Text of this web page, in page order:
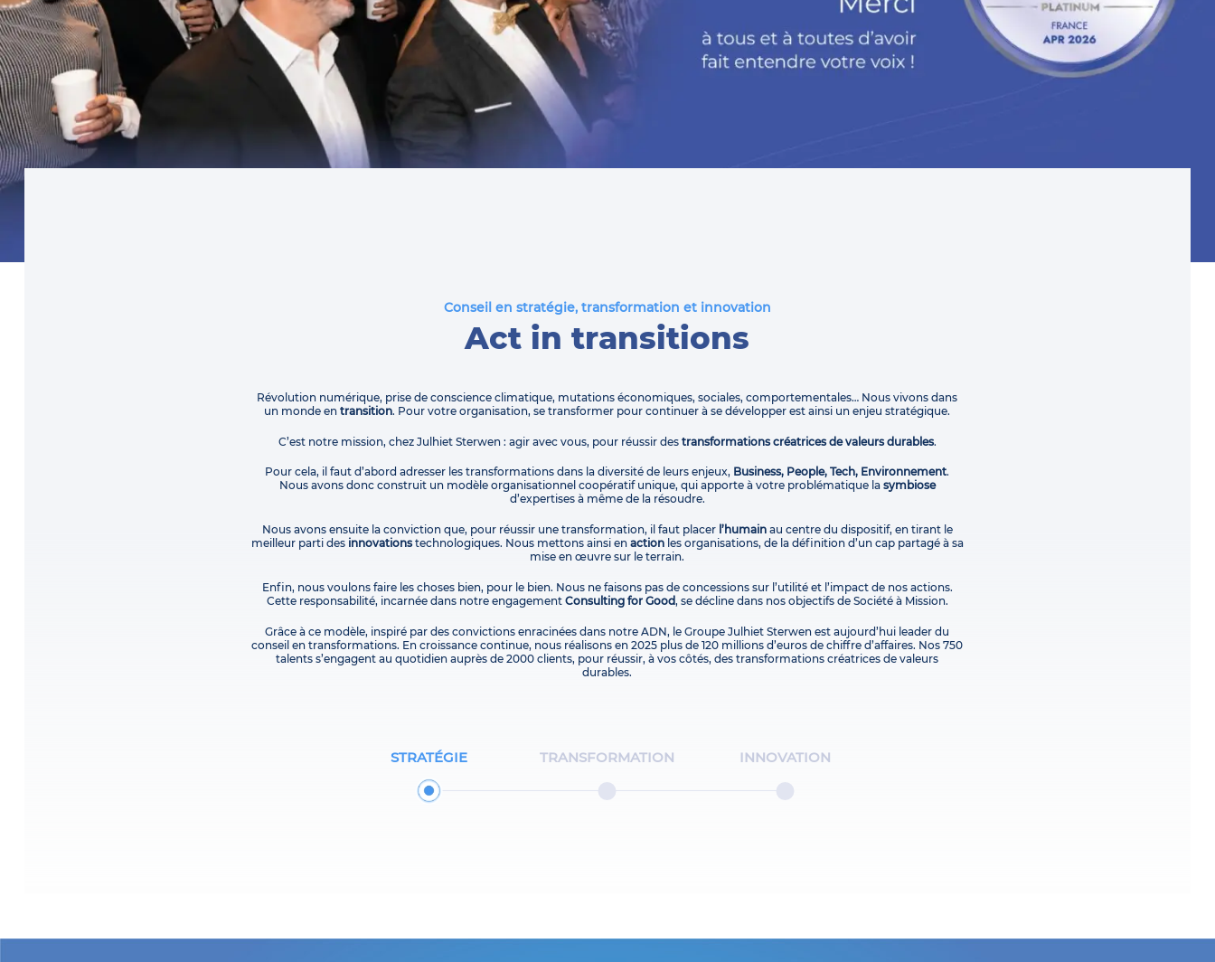
Conseil en stratégie, transformation et innovation
Act in transitions
Révolution numérique, prise de conscience climatique, mutations économiques, sociales, comportementales… Nous vivons dans
un monde entransition. Pour votre organisation, se transformer pour continuer à se développer est ainsi un enjeu stratégique.
C’est notre mission, chez Julhiet Sterwen : agir avec vous, pour réussir des transformations créatrices de valeurs durables.
Pour cela, il faut d’abord adresser les transformations dans la diversité de leurs enjeux, Business, People, Tech, Environnement.
Nous avons donc construit un modèle organisationnel coopératif unique, qui apporte à votre problématique la symbiose
d’expertises à même de la résoudre.
Nous avons ensuite la conviction que, pour réussir une transformation, il faut placer l’humainau centre du dispositif, en tirant le
meilleur parti des innovationstechnologiques. Nous mettons ainsi en actionles organisations, de la définition d’un cap partagé à sa
mise en œuvre sur le terrain.
Enfin, nous voulons faire les choses bien, pour le bien. Nous ne faisons pas de concessions sur l’utilité et l’impact de nos actions.
Cette responsabilité, incarnée dans notre engagement Consulting for Good, se décline dans nos objectifs de Société à Mission.
Grâce à ce modèle, inspiré par des convictions enracinées dans notre ADN, le Groupe Julhiet Sterwen est aujourd’hui leader du
conseil en transformations. En croissance continue, nous réalisons en 2025 plus de 120 millions d’euros de chiffre d’affaires. Nos 750
talents s’engagent au quotidien auprès de 2000 clients, pour réussir, à vos côtés, des transformations créatrices de valeurs
durables.
STRATÉGIE TRANSFORMATION INNOVATION